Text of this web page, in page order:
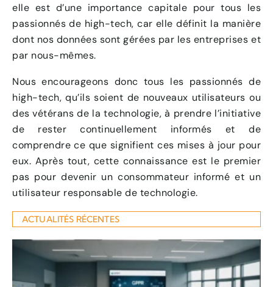
elle est d’une importance capitale pour tous les
passionnés de high-tech, car elle définit la manière
dont nos données sont gérées par les entreprises et
par nous-mêmes.
Nous encourageons donc tous les passionnés de
high-tech, qu’ils soient de nouveaux utilisateurs ou
des vétérans de la technologie, à prendre l’initiative
de rester continuellement informés et de
comprendre ce que signifient ces mises à jour pour
eux. Après tout, cette connaissance est le premier
pas pour devenir un consommateur informé et un
utilisateur responsable de technologie.
ACTUALITÉS RÉCENTES